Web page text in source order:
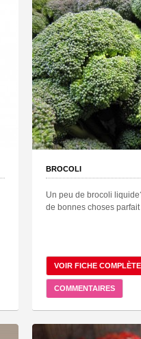
BROCOLI
Un peu de brocoli
de bonnes choses
VOIR FICHE COMPLÈTE
COMMENTAIRES